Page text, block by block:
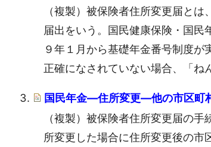
（複製）被保険者住所変更届と
届出をいう。国民健康保険・国
９年１月から基礎年金番号制度
正確になされていない場合、「ね
国民年金―住所変更―他の市区町
（複製）被保険者住所変更届の
所変更した場合に住所変更後の市